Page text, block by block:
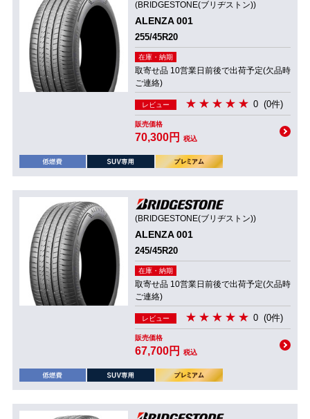
(BRIDGESTONE(ブリヂストン))
ALENZA 001
255/45R20
在庫・納期
取寄せ品 10営業日前後で出荷予定(欠品時
ご連絡)
レビュー 0 (0件)
販売価格
70,300円 税込
(BRIDGESTONE(ブリヂストン))
ALENZA 001
245/45R20
在庫・納期
取寄せ品 10営業日前後で出荷予定(欠品時
ご連絡)
レビュー 0 (0件)
販売価格
67,700円 税込